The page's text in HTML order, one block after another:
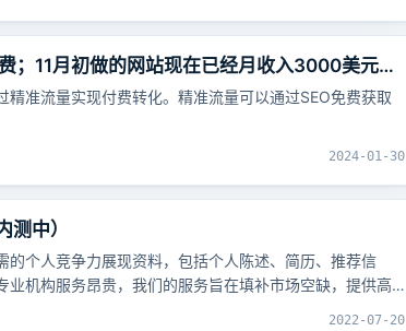
；11月初做的网站现在已经月收入3000美元
准流量实现付费转化。精准流量可以通过SEO免费获取
2024-01-30
中）
的个人竞争力展现资料，包括个人陈述、简历、推荐信
机构服务昂贵，我们的服务旨在填补市场空缺，提供高
于市场价，同时确保店主获得较高利润分成。
2022-07-20